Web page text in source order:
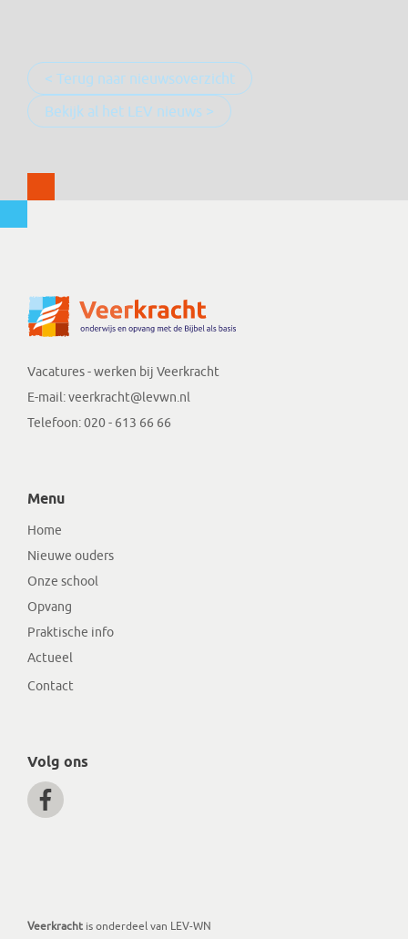
< Terug naar nieuwsoverzicht
Bekijk al het LEV nieuws >
Vacatures - werken bij Veerkracht
E-mail:veerkracht@levwn.nl
Telefoon:020 - 613 66 66
Menu
Home
Nieuwe ouders
Onze school
Opvang
Praktische info
Actueel
Contact
Volg ons
Veerkracht is onderdeel van LEV-WN